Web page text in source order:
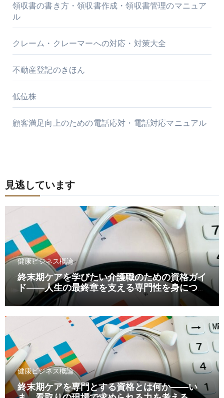
領収書の書き方・領収書作成・領収書管理のマニュア
ル
クレーム・クレーマーへの対応・対策大全
不動産登記のきほん
低位株
顧客満足向上のための電話応対・電話対応マニュアル
見逃しています
健康ビジネス概論
終末期ケアを学びたい介護職のための資格ガイ
ド――人生の最終章を支える専門性を身につけ
るために
健康ビジネス概論
終末期ケアを専門とする資格とは何か――い